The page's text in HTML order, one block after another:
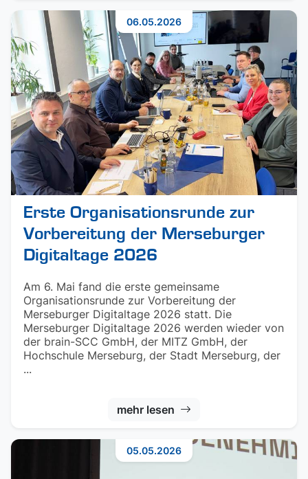
Erste Organisationsrunde zur
Vorbereitung der Merseburger
Digitaltage 2026
Am 6. Mai fand die erste gemeinsame
Organisationsrunde zur Vorbereitung der
Merseburger Digitaltage 2026 statt. Die
Merseburger Digitaltage 2026 werden wieder von
der brain-SCC GmbH, der MITZ GmbH, der
Hochschule Merseburg, der Stadt Merseburg, der
...
mehr lesen
06.05.2026
05.05.2026